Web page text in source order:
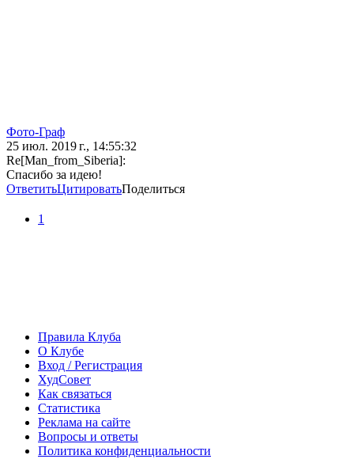
Фото-Граф
25 июл. 2019 г., 14:55:32
Re[Man_from_Siberia]:
Спасибо за идею!
ОтветитьЦитироватьПоделиться
1
Правила Клуба
О Клубе
Вход / Регистрация
ХудСовет
Как связаться
Статистика
Реклама на сайте
Вопросы и ответы
Политика конфиденциальности